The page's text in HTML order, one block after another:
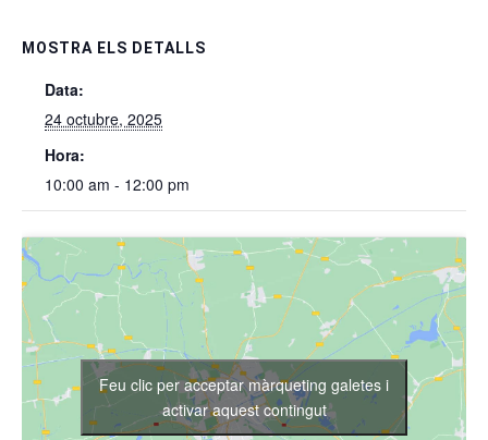
MOSTRA ELS DETALLS
Data:
24 octubre, 2025
Hora:
10:00 am - 12:00 pm
Feu clic per acceptar màrqueting galetes i
activar aquest contingut